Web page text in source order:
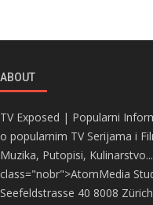
ABOUT
TV Exposed | Popularni
o popularnim TV Serijama i
Muzika, Putopisi,
class="nobr">AtomMedia
Seefeldstrasse 40 8008